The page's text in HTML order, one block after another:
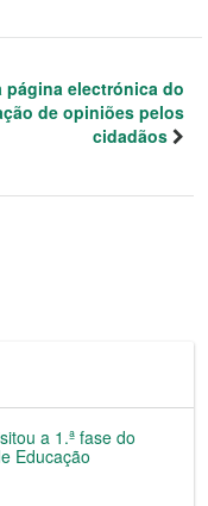
electrónica do
de opiniões pelos
cidadãos
a 1.ª fase do
Educação